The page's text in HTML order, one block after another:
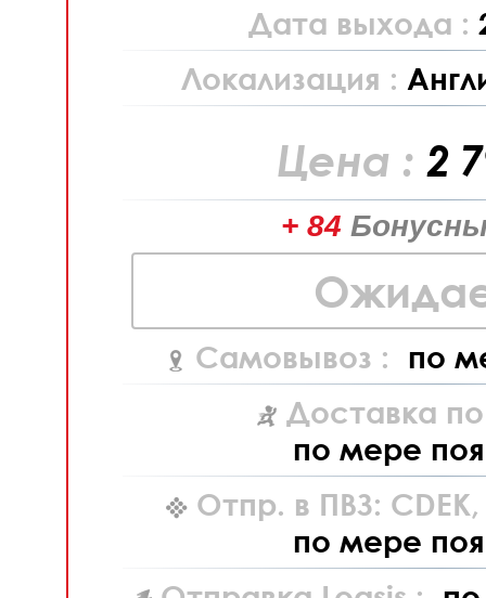
Дата выхода :
Локализация :
Цена : 2
+ 84
Самовывоз : по
Доставка
по мере
Отпр. в ПВЗ: CDEK,
по мере